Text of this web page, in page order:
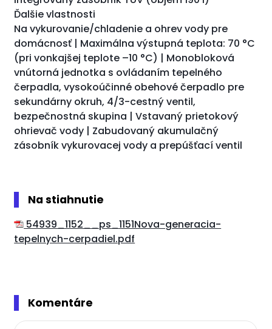
Ďalšie vlastnosti
Na vykurovanie/chladenie a ohrev vody pre
domácnosť | Maximálna výstupná teplota: 70 °C
(pri vonkajšej teplote –10 °C) | Monobloková
vnútorná jednotka s ovládaním tepelného
čerpadla, vysokoúčinné obehové čerpadlo pre
sekundárny okruh, 4/3-cestný ventil,
bezpečnostná skupina | Vstavaný prietokový
ohrievač vody | Zabudovaný akumulačný
zásobník vykurovacej vody a prepúšťací ventil
Na stiahnutie
54939_1152__ps_1151Nova-generacia-
tepelnych-cerpadiel.pdf
Komentáre